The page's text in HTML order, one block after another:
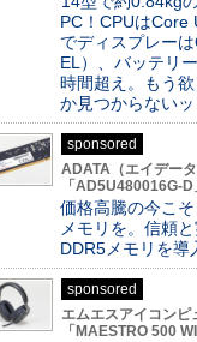
PC！CPUはCore
でディスプレー
EL）、バッテリ
時間超え。もう
か見つからないッ
sponsored
ADATA（エイデータ
「AD5U480016G-D
価格高騰の今こそ
メモリを。信頼
DDR5メモリを導
sponsored
エムエスアイコンピ
「MAESTRO 500